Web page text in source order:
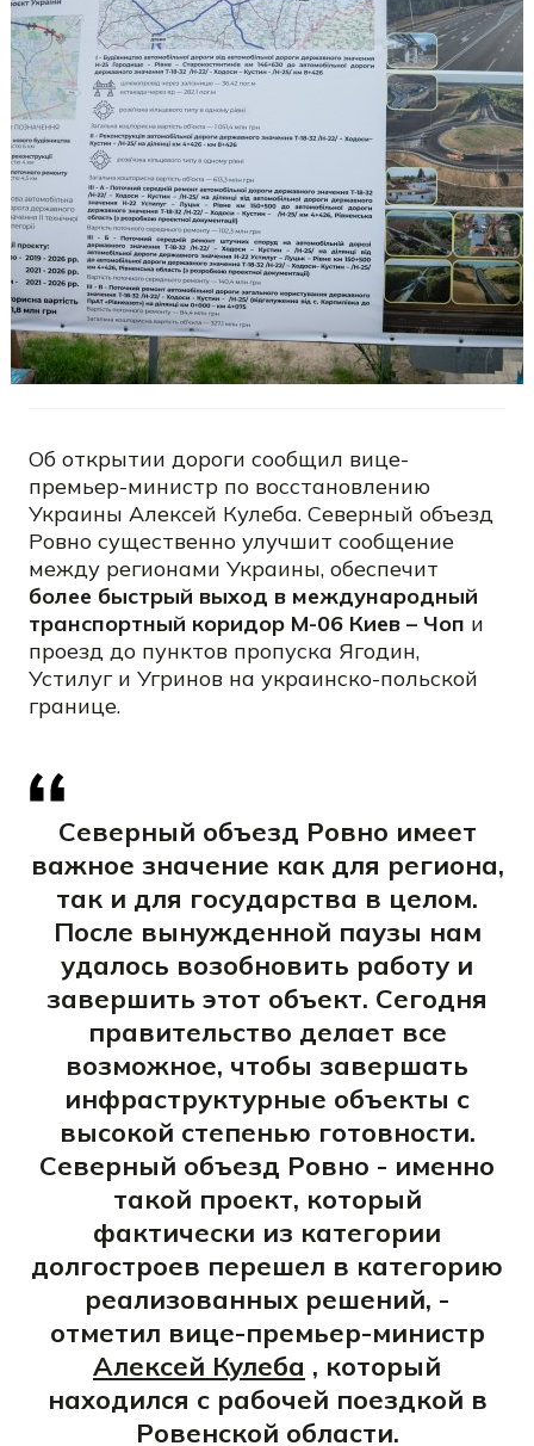
Об открытии дороги сообщил вице-
премьер-министр по восстановлению
Украины Алексей Кулеба. Северный объезд
Ровно существенно улучшит сообщение
между регионами Украины, обеспечит
более быстрый выход в международный
транспортный коридор М-06 Киев – Чоп и
проезд до пунктов пропуска Ягодин,
Устилуг и Угринов на украинско-польской
границе.
Северный объезд Ровно имеет
важное значение как для региона,
так и для государства в целом.
После вынужденной паузы нам
удалось возобновить работу и
завершить этот объект. Сегодня
правительство делает все
возможное, чтобы завершать
инфраструктурные объекты с
высокой степенью готовности.
Северный объезд Ровно - именно
такой проект, который
фактически из категории
долгостроев перешел в категорию
реализованных решений, -
отметил вице-премьер-министр
Алексей Кулеба , который
находился с рабочей поездкой в
Ровенской области.